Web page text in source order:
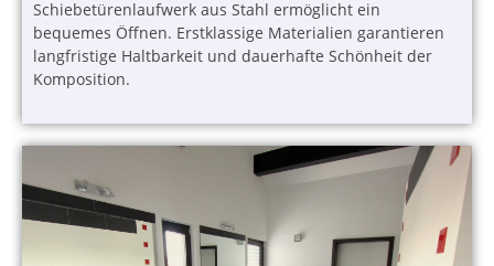
Schiebetürenlaufwerk aus Stahl ermöglicht ein
bequemes Öffnen. Erstklassige Materialien garantieren
langfristige Haltbarkeit und dauerhafte Schönheit der
Komposition.